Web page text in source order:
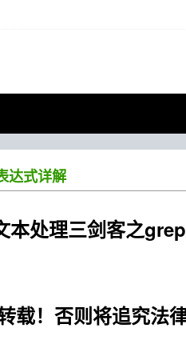
达式详解
处理三剑客之
：
载！否则将追究法律